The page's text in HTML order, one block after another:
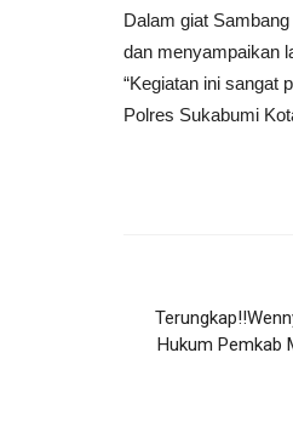
Dalam giat
dan menyampaikan
“Kegiatan ini sangat
Polres Sukabumi
Hukum Pemkab